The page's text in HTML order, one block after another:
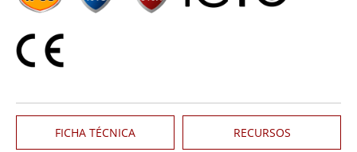
FICHA TÉCNICA RECURSOS